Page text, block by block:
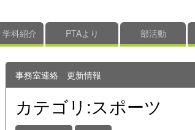
科紹介 PTAより 部活動
事務室連絡 更新情報
カテゴリ:スポーツ